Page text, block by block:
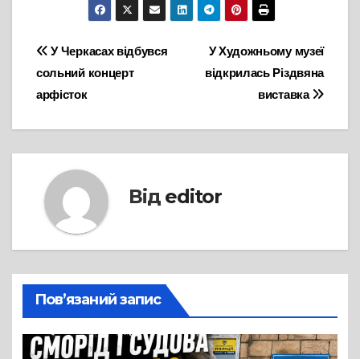
Навігація
записів
У Художньому музеї
відкрилась Різдвяна
виставка
У Черкасах відбувся
сольний концерт
арфісток
Від editor
Пов’язаний запис